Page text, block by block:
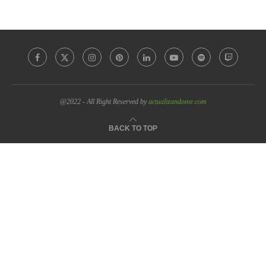
@2022 - All Right Reserved byactualizandome.com
BACK TO TOP